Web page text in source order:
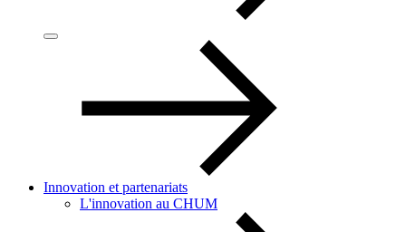
Innovation et partenariats
L'innovation au CHUM